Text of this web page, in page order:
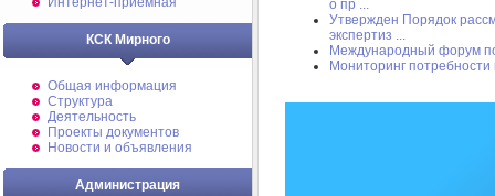
КСК Мирного
Общая информация
Структура
Деятельность
Проекты документов
Новости и объявления
Администрация
о пр ...
Утвержден Порядок
экспертиз ...
Международный форум
Мониторинг